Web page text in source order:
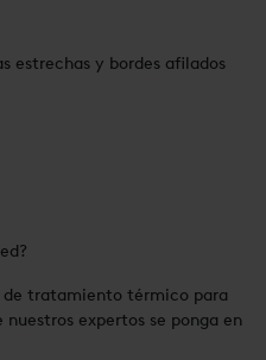
estrechas y bordes afilados
de tratamiento térmico para
nuestros expertos se ponga en